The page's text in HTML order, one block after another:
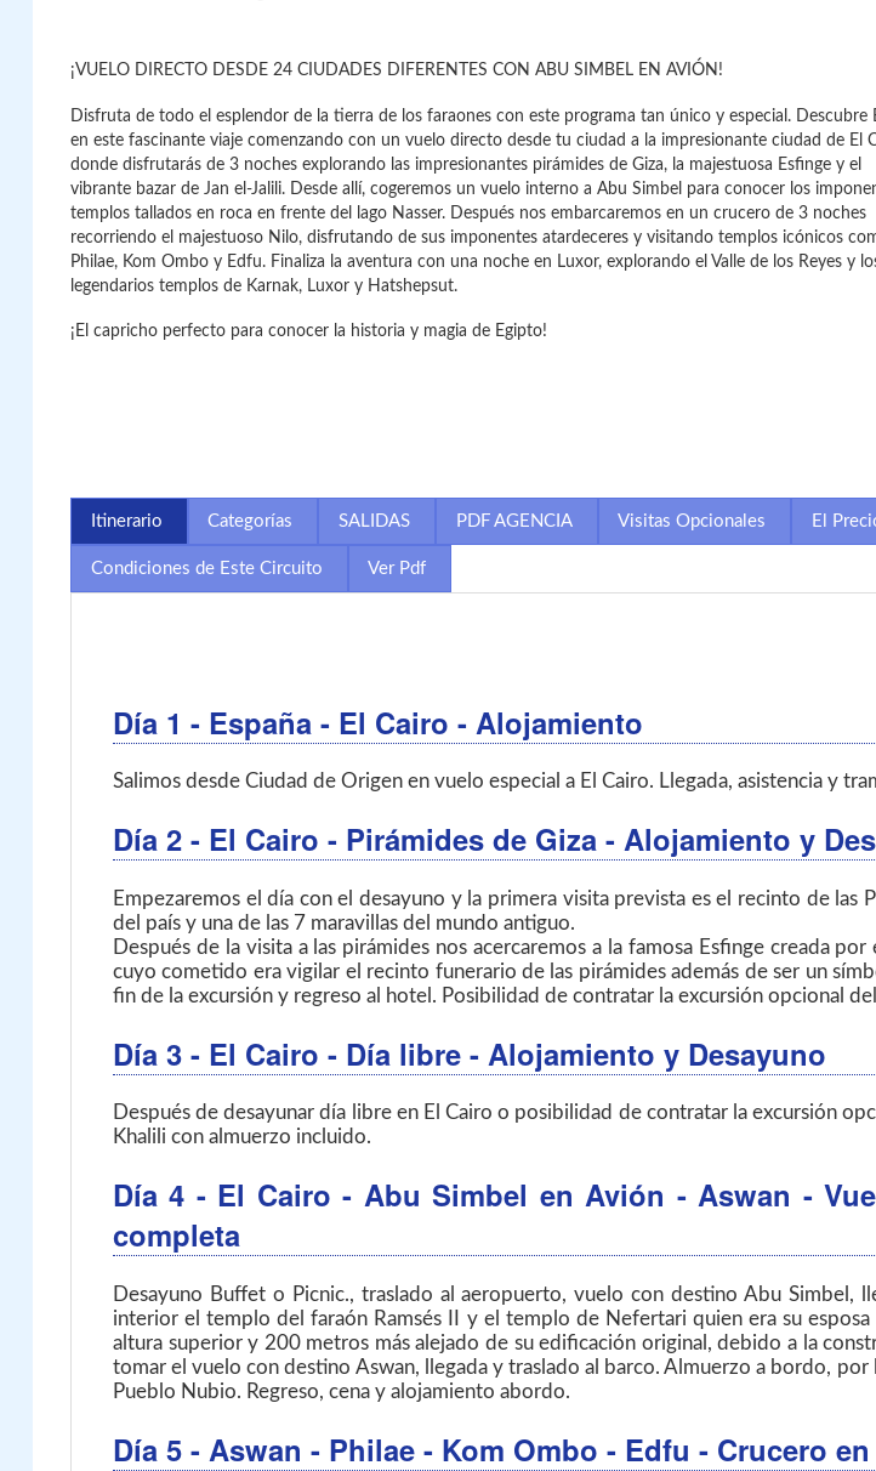
¡VUELO DIRECTO DESDE 24 CIUDADES DIFERENTES CON ABU SIMBEL EN AVIÓN!
Disfruta de todo el esplendor de la tierra de los faraones con este programa tan único y especial. Descubre
en este fascinante viaje comenzando con un vuelo directo desde tu ciudad a la impresionante ciudad de El
donde disfrutarás de 3 noches explorando las impresionantes pirámides de Giza, la majestuosa Esfinge y el
vibrante bazar de Jan el-Jalili. Desde allí, cogeremos un vuelo interno a Abu Simbel para conocer los
templos tallados en roca en frente del lago Nasser. Después nos embarcaremos en un crucero de 3 noches
recorriendo el majestuoso Nilo, disfrutando de sus imponentes atardeceres y visitando templos icónicos
Philae, Kom Ombo y Edfu. Finaliza la aventura con una noche en Luxor, explorando el Valle de los Reyes y
legendarios templos de Karnak, Luxor y Hatshepsut.
¡El capricho perfecto para conocer la historia y magia de Egipto!
Itinerario Categorías SALIDAS PDF AGENCIA Visitas Opcionales El
Condiciones de Este Circuito Ver Pdf
Día 1 - España - El Cairo - Alojamiento
Salimos desde Ciudad de Origen en vuelo especial a El Cairo. Llegada, asistencia y
Día 2 - El Cairo - Pirámides de Giza - Alojamiento y
Empezaremos el día con el desayuno y la primera visita prevista es el recinto de
del país y una de las 7 maravillas del mundo antiguo.
Después de la visita a las pirámides nos acercaremos a la famosa Esfinge creada
cuyo cometido era vigilar el recinto funerario de las pirámides además de ser un
fin de la excursión y regreso al hotel. Posibilidad de contratar la excursión opcional
Día 3 - El Cairo - Día libre - Alojamiento y Desayuno
Después de desayunar día libre en El Cairo o posibilidad de contratar la excursión
Khalili con almuerzo incluido.
Día 4 - El Cairo - Abu Simbel en Avión - Aswan -
completa
Desayuno Buffet o Picnic., traslado al aeropuerto, vuelo con destino Abu Simbel,
interior el templo del faraón Ramsés II y el templo de Nefertari quien era su
altura superior y 200 metros más alejado de su edificación original, debido a la
tomar el vuelo con destino Aswan, llegada y traslado al barco. Almuerzo a bordo,
Pueblo Nubio. Regreso, cena y alojamiento abordo.
Día 5 - Aswan - Philae - Kom Ombo - Edfu - Crucero